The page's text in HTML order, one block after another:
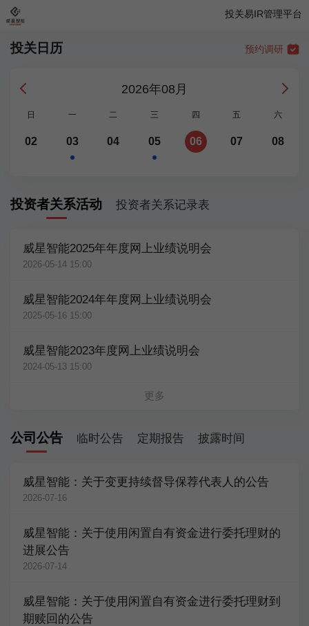
投关易IR管理平台
投关日历 预约调研
2026年08月
日 一 二 三 四 五 六
02 03 04 05 06 07 08
投资者关系活动 投资者关系记录表
威星智能2025年年度网上业绩说明会
2026-05-14 15:00
威星智能2024年年度网上业绩说明会
2025-05-16 15:00
威星智能2023年度网上业绩说明会
2024-05-13 15:00
更多
公司公告 临时公告 定期报告 披露时间
威星智能：关于变更持续督导保荐代表人的公告
2026-07-16
威星智能：关于使用闲置自有资金进行委托理财的
进展公告
2026-07-14
威星智能：关于使用闲置自有资金进行委托理财到
期赎回的公告